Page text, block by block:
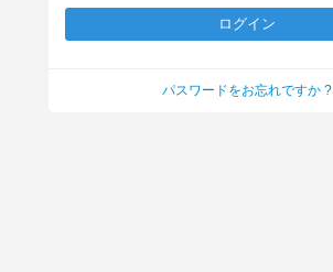
パスワードをお忘れですか ?